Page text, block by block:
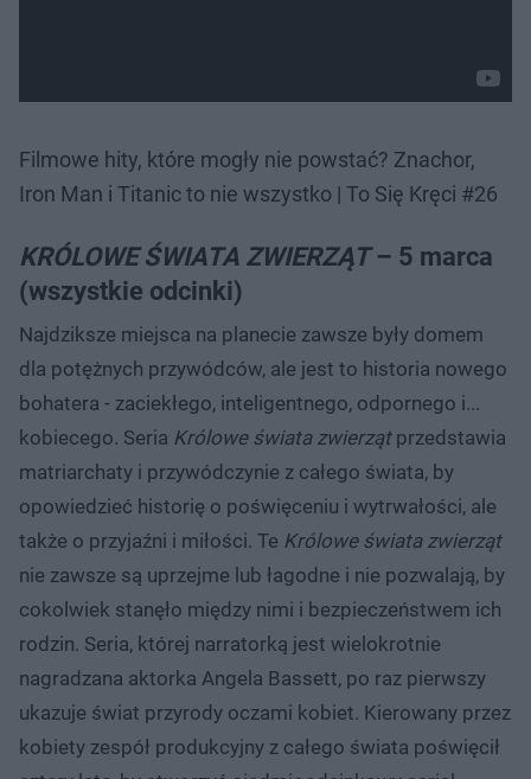
Filmowe hity, które mogły nie powstać? Znachor,
Iron Man i Titanic to nie wszystko | To Się Kręci #26
Spróbuj ponownie
KRÓLOWE ŚWIATA ZWIERZĄT– 5 marca
(wszystkie odcinki)
Najdziksze miejsca na planecie zawsze były domem
dla potężnych przywódców, ale jest to historia nowego
bohatera - zaciekłego, inteligentnego, odpornego i...
kobiecego. Seria Królowe świata zwierzątprzedstawia
matriarchaty i przywódczynie z całego świata, by
opowiedzieć historię o poświęceniu i wytrwałości, ale
także o przyjaźni i miłości. Te Królowe świata zwierząt
nie zawsze są uprzejme lub łagodne i nie pozwalają, by
cokolwiek stanęło między nimi i bezpieczeństwem ich
rodzin. Seria, której narratorką jest wielokrotnie
nagradzana aktorka Angela Bassett, po raz pierwszy
ukazuje świat przyrody oczami kobiet. Kierowany przez
kobiety zespół produkcyjny z całego świata poświęcił